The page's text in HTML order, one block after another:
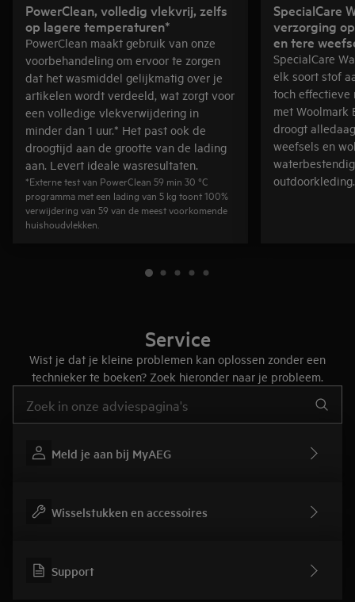
PowerClean, volledig vlekvrij, zelfs
op lagere temperaturen*
PowerClean maakt gebruik van onze
voorbehandeling om ervoor te zorgen
dat het wasmiddel gelijkmatig over je
artikelen wordt verdeeld, wat zorgt voor
een volledige vlekverwijdering in
minder dan 1 uur.* Het past ook de
droogtijd aan de grootte van de lading
aan. Levert ideale wasresultaten.
*Externe test van PowerClean 59 min 30 °C
programma met een lading van 5 kg toont 100%
verwijdering van 59 van de meest voorkomende
huishoudvlekken.
SpecialCare
verzorging
en tere
SpecialCare
elk soort stof
toch effectieve
met Woolmark
droogt
weefsels en
outdoorkleding.
Service
Wist je dat je kleine problemen kan oplossen zonder een
technieker te boeken? Zoek hieronder naar je probleem.
Meld je aan bij MyAEG
Wisselstukken en accessoires
Support